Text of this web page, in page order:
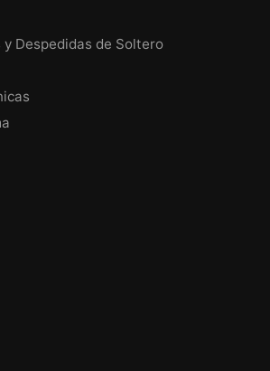
Despedidas de Soltero